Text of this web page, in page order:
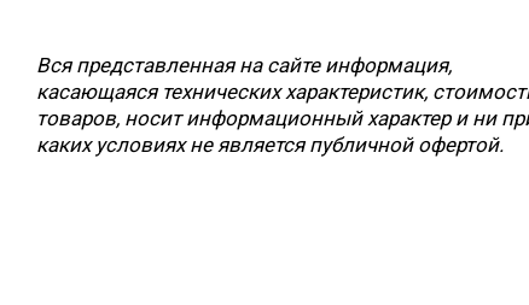
Вся представленная на сайте информация,
касающаяся технических характеристик,
товаров, носит информационный характер и ни
каких условиях не является публичной офертой.